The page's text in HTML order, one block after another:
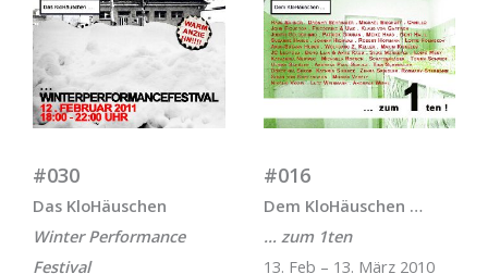
#030
Das KloHäuschen
Winter Performance
Festival
#016
Dem KloHäuschen …
… zum 1ten
13. Feb – 13. März 2010